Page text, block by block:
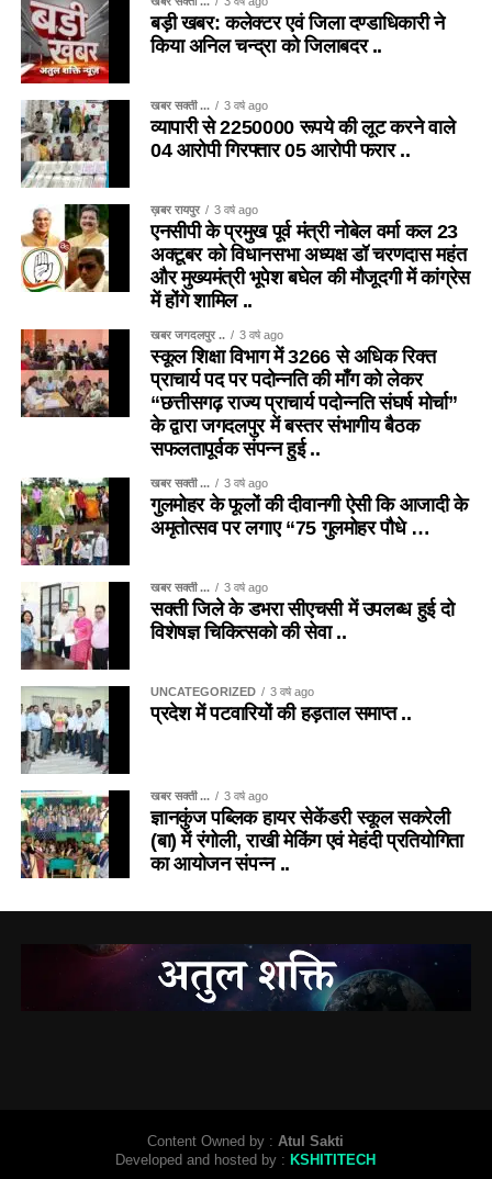
बड़ी खबर: कलेक्टर एवं जिला दण्डाधिकारी ने
किया अनिल चन्द्रा को जिलाबदर ..
खबर सक्ती ... 3 वर्ष ago
व्यापारी से 2250000 रूपये की लूट करने वाले
04 आरोपी गिरफ्तार 05 आरोपी फरार ..
ख़बर रायपुर 3 वर्ष ago
एनसीपी के प्रमुख पूर्व मंत्री नोबेल वर्मा कल 23
अक्टूबर को विधानसभा अध्यक्ष डॉ चरणदास महंत
और मुख्यमंत्री भूपेश बघेल की मौजूदगी में कांग्रेस
में होंगे शामिल ..
खबर जगदलपुर .. 3 वर्ष ago
स्कूल शिक्षा विभाग में 3266 से अधिक रिक्त
प्राचार्य पद पर पदोन्नति की माँग को लेकर
“छत्तीसगढ़ राज्य प्राचार्य पदोन्नति संघर्ष मोर्चा”
के द्वारा जगदलपुर में बस्तर संभागीय बैठक
सफलतापूर्वक संपन्न हुई ..
खबर सक्ती ... 3 वर्ष ago
गुलमोहर के फूलों की दीवानगी ऐसी कि आजादी के
अमृतोत्सव पर लगाए “75 गुलमोहर पौधे …
खबर सक्ती ... 3 वर्ष ago
सक्ती जिले के डभरा सीएचसी में उपलब्ध हुई दो
विशेषज्ञ चिकित्सको की सेवा ..
UNCATEGORIZED 3 वर्ष ago
प्रदेश में पटवारियों की हड़ताल समाप्त ..
खबर सक्ती ... 3 वर्ष ago
ज्ञानकुंज पब्लिक हायर सेकेंडरी स्कूल सकरेली
(बा) में रंगोली, राखी मेकिंग एवं मेहंदी प्रतियोगिता
का आयोजन संपन्न ..
Content Owned by :Atul Sakti
Developed and hosted by : KSHITITECH